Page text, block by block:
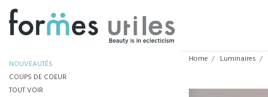
NOUVEAUTÉS
COUPS DE COEUR
TOUT VOIR
Home Luminaires